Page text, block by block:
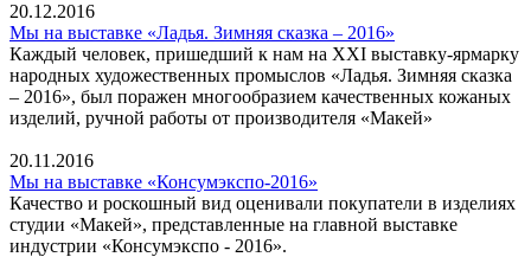
20.12.2016
Мы на выставке «Ладья. Зимняя сказка – 2016»
Каждый человек, пришедший к нам на XXI выставку-ярмарку
народных художественных промыслов «Ладья. Зимняя сказка
– 2016», был поражен многообразием качественных кожаных
изделий, ручной работы от производителя «Макей»
20.11.2016
Мы на выставке «Консумэкспо-2016»
Качество и роскошный вид оценивали покупатели в изделиях
студии «Макей», представленные на главной выставке
индустрии «Консумэкспо - 2016».